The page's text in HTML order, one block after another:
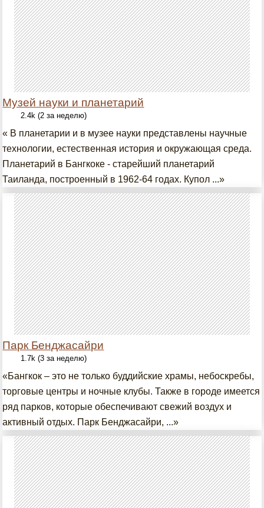
Музей науки и планетарий
2.4k (2 за неделю)
« В планетарии и в музее науки представлены научные
технологии, естественная история и окружающая среда.
Планетарий в Бангкоке - старейший планетарий
Таиланда, построенный в 1962-64 годах. Купол ...»
Парк Бенджасайри
1.7k (3 за неделю)
«Бангкок – это не только буддийские храмы, небоскребы,
торговые центры и ночные клубы. Также в городе имеется
ряд парков, которые обеспечивают свежий воздух и
активный отдых. Парк Бенджасайри, ...»